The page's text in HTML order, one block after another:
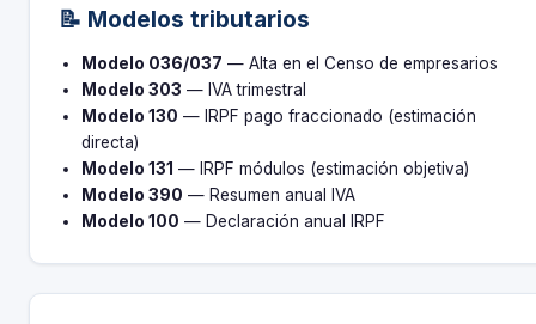
📝 Modelos tributarios
Modelo 036/037 — Alta en el Censo de empresarios
Modelo 303 — IVA trimestral
Modelo 130 — IRPF pago fraccionado (estimación
directa)
Modelo 131 — IRPF módulos (estimación objetiva)
Modelo 390 — Resumen anual IVA
Modelo 100 — Declaración anual IRPF